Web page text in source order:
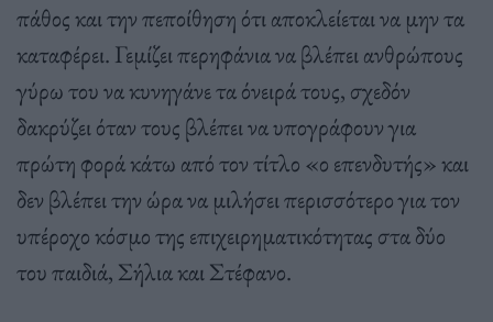
πάθος και την πεποίθηση ότι αποκλείεται να μην τα
καταφέρει. Γεμίζει περηφάνια να βλέπει ανθρώπους
γύρω του να κυνηγάνε τα όνειρά τους, σχεδόν
δακρύζει όταν τους βλέπει να υπογράφουν για
πρώτη φορά κάτω από τον τίτλο «ο επενδυτής» και
δεν βλέπει την ώρα να μιλήσει περισσότερο για τον
υπέροχο κόσμο της επιχειρηματικότητας στα δύο
του παιδιά, Σήλια και Στέφανο.